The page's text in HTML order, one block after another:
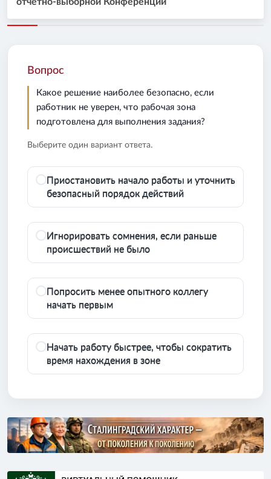
отчетно-выборной Конференции
Вопрос
Какое решение наиболее безопасно, если
работник не уверен, что рабочая зона
подготовлена для выполнения задания?
Выберите один вариант ответа.
Приостановить начало работы и уточнить
безопасный порядок действий
Игнорировать сомнения, если раньше
происшествий не было
Попросить менее опытного коллегу
начать первым
Начать работу быстрее, чтобы сократить
время нахождения в зоне